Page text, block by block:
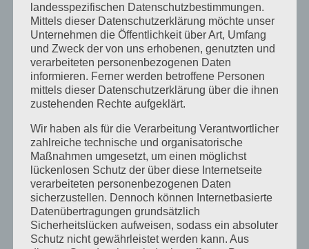
August 2013
Juli 2013
Juni 2013
Mai 2013
April 2013
März 2013
August 2012
Juli 2012
Juni 2012
April 2012
Februar 2012
landesspezifischen Datenschutzbestimmungen.
Mittels dieser Datenschutzerklärung möchte unser
Unternehmen die Öffentlichkeit über Art, Umfang
und Zweck der von uns erhobenen, genutzten und
verarbeiteten personenbezogenen Daten
informieren. Ferner werden betroffene Personen
mittels dieser Datenschutzerklärung über die ihnen
zustehenden Rechte aufgeklärt.
Wir haben als für die Verarbeitung Verantwortlicher
zahlreiche technische und organisatorische
Maßnahmen umgesetzt, um einen möglichst
lückenlosen Schutz der über diese Internetseite
verarbeiteten personenbezogenen Daten
sicherzustellen. Dennoch können Internetbasierte
Datenübertragungen grundsätzlich
Sicherheitslücken aufweisen, sodass ein absoluter
Schutz nicht gewährleistet werden kann. Aus